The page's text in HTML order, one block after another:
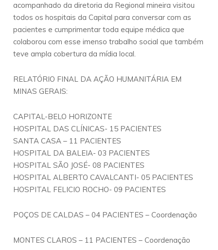
acompanhado da diretoria da Regional mineira visitou
todos os hospitais da Capital para conversar com as
pacientes e cumprimentar toda equipe médica que
colaborou com esse imenso trabalho social que também
teve ampla cobertura da mídia local.
RELATÓRIO FINAL DA AÇÃO HUMANITÁRIA EM
MINAS GERAIS:
CAPITAL-BELO HORIZONTE
HOSPITAL DAS CLÍNICAS- 15 PACIENTES
SANTA CASA – 11 PACIENTES
HOSPITAL DA BALEIA- 03 PACIENTES
HOSPITAL SÃO JOSÉ- 08 PACIENTES
HOSPITAL ALBERTO CAVALCANTI- 05 PACIENTES
HOSPITAL FELICIO ROCHO- 09 PACIENTES
POÇOS DE CALDAS – 04 PACIENTES – Coordenação
MONTES CLAROS – 11 PACIENTES – Coordenação